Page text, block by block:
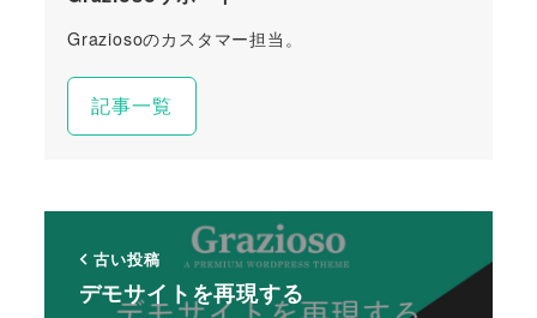
Graziosoのカスタマー担当。
記事一覧
古い投稿
デモサイトを再現する